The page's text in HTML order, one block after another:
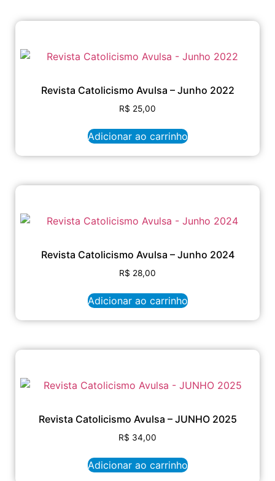
Revista Catolicismo Avulsa – Junho 2022
R$ 25,00
Adicionar ao carrinho
Revista Catolicismo Avulsa – Junho 2024
R$ 28,00
Adicionar ao carrinho
Revista Catolicismo Avulsa – JUNHO 2025
R$ 34,00
Adicionar ao carrinho